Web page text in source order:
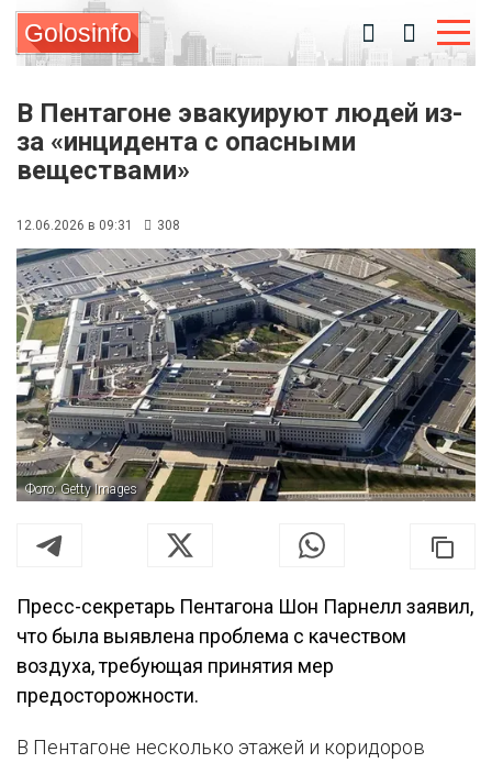
Golosinfo
В Пентагоне эвакуируют людей из-
за «инцидента с опасными
веществами»
12.06.2026 в 09:31 308
Фото: Getty Images
Пресс-секретарь Пентагона Шон Парнелл заявил,
что была выявлена проблема с качеством
воздуха, требующая принятия мер
предосторожности.
В Пентагоне несколько этажей и коридоров